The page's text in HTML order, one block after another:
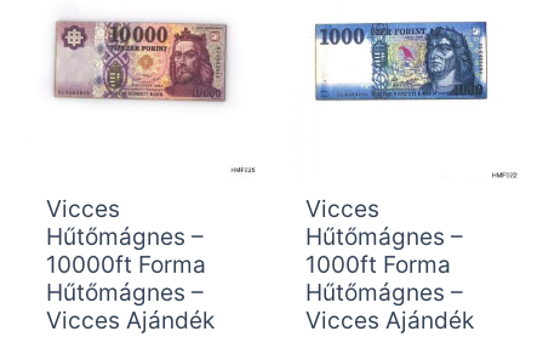
Vicces
Hűtőmágnes –
10000ft Forma
Hűtőmágnes –
Vicces Ajándék
Vicces
Hűtőmágnes –
1000ft Forma
Hűtőmágnes –
Vicces Ajándék